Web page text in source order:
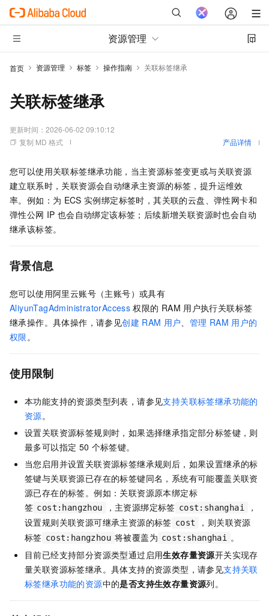
资源管理
首页 资源管理 标签 操作指南 关联标签继承
关联标签继承
更新时间： 2026-06-02 09:10:12
复制 MD 格式
产品详情
您可以使用关联标签继承功能，当主资源标签变更或与关联资源
建立联系时，关联资源会自动继承主资源的标签，提升运维效
率。例如：为 ECS 实例绑定标签时，其关联的云盘、弹性网卡和
弹性公网 IP 也会自动绑定该标签；后续新增关联资源时也会自动
继承该标签。
背景信息
您可以使用阿里云账号（主账号）或具有
AliyunTagAdministratorAccess 权限的 RAM 用户执行关联标签
继承操作。具体操作，请参见创建 RAM 用户、 管理 RAM 用户的
权限。
使用限制
本功能支持的资源类型列表，请参见支持关联标签继承功能的
资源。
设置关联资源标签规则时，如果选择继承指定部分标签键，则
最多可以指定 50 个标签键。
当您启用并设置关联资源标签继承规则后，如果设置继承的标
签键与关联资源已存在的标签键同名，系统有可能覆盖关联资
源已存在的标签。例如：关联资源原本绑定标
签 cost:hangzhou ，主资源绑定标签 cost:shanghai
，
设置规则关联资源可继承主资源的标签 cost
，则关联资源
标签 cost:hangzhou 将被覆盖为 cost:shanghai 。
目前已经支持部分资源类型通过启用生效存量资源开关实现存
量关联资源标签继承。具体支持的资源类型，请参见支持关联
标签继承功能的资源中的是否支持生效存量资源列。